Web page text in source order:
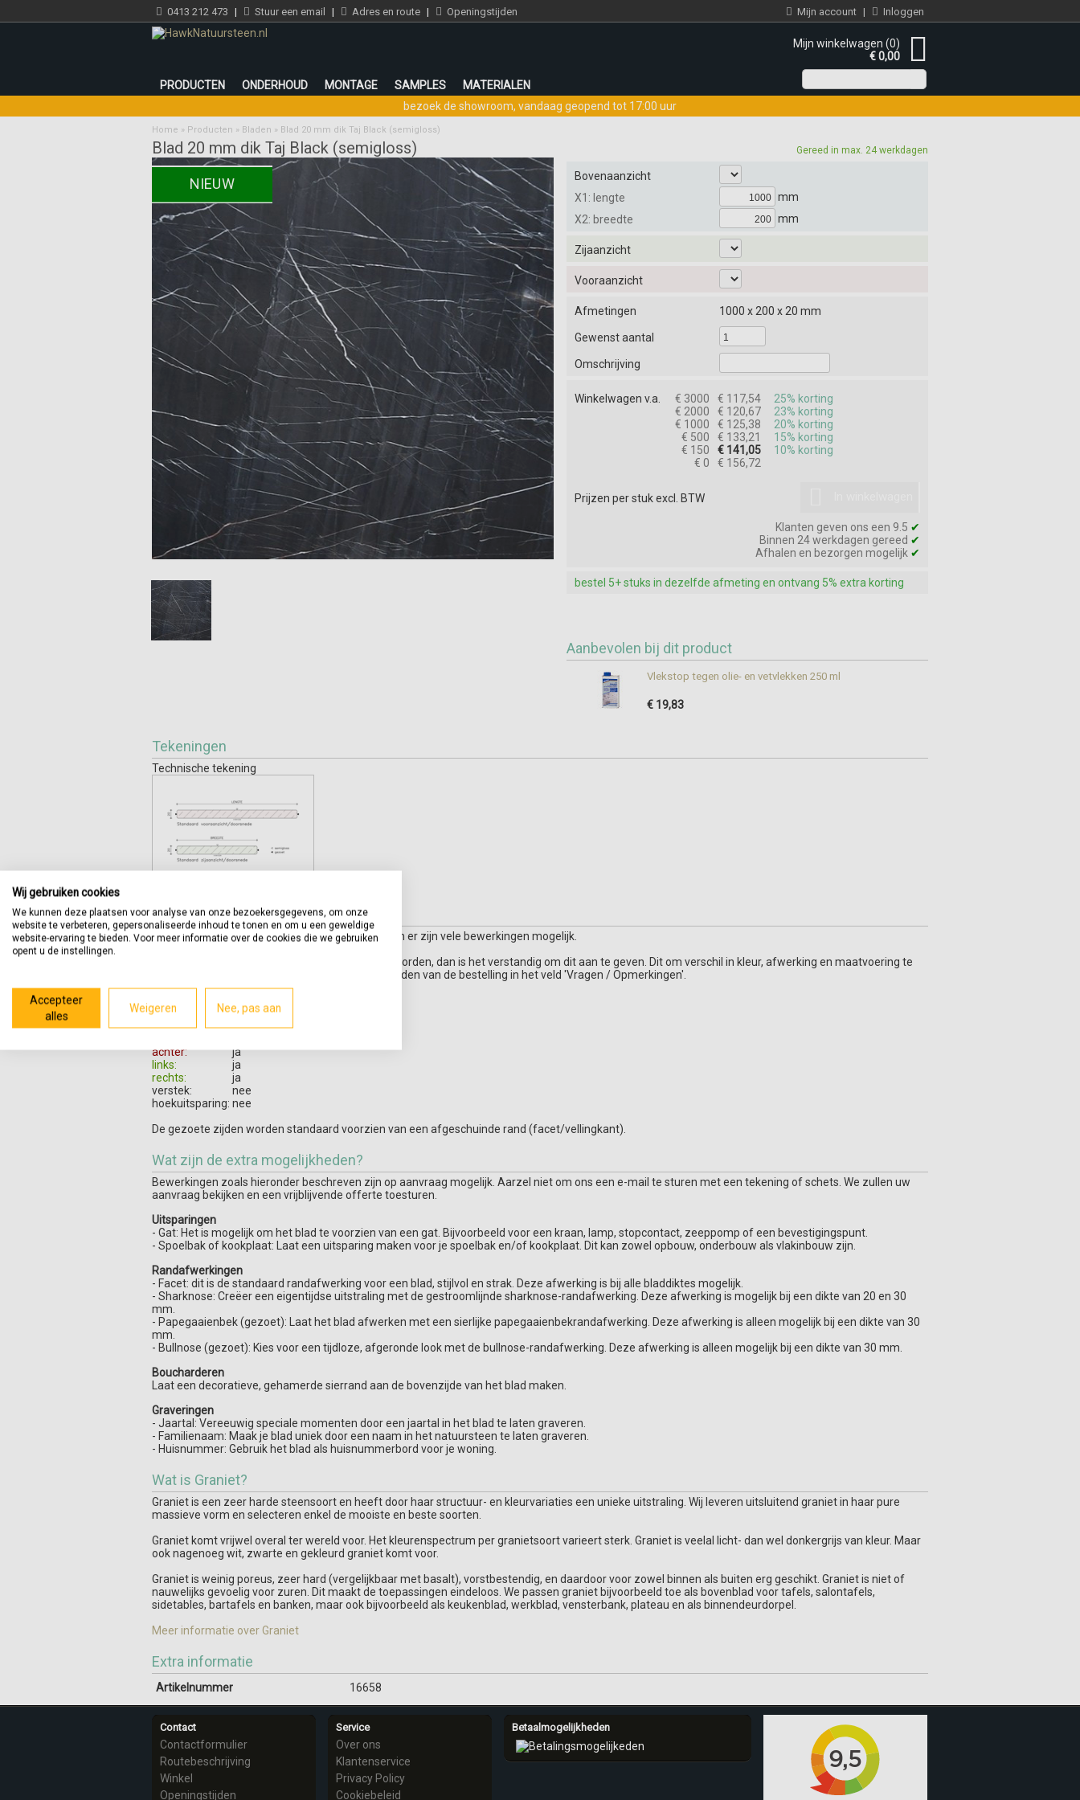
0413 212 473 | Stuur een email | Adres en route | Openingstijden Mijn account | Inloggen
Mijn winkelwagen (0)
€ 0,00
PRODUCTEN ONDERHOUD MONTAGE SAMPLES
MATERIALEN
bezoek de showroom, vandaag geopend tot 17:00 uur
Home » Producten » Bladen » Blad 20 mm dik Taj Black (semigloss)
Gereed in max. 24 werkdagen
Bovenaanzicht
X1: lengte
mm
X2: breedte
mm
Zijaanzicht
Vooraanzicht
Afmetingen 1000 x 200 x 20 mm
Gewenst aantal
Omschrijving
Winkelwagen v.a. € 3000 € 117,54
25% korting
€ 2000
€ 120,67
23% korting
€ 1000
€ 125,38
20% korting
€ 500
€ 133,21
15% korting
€ 150
€ 141,05
10% korting
€ 0
€ 156,72
Prijzen per stuk excl. BTW
Klanten geven ons een 9.5 ✔
Binnen 24 werkdagen gereed ✔
Afhalen en bezorgen mogelijk ✔
bestel 5+ stuks in dezelfde afmeting en ontvang 5% extra korting
Aanbevolen bij dit product
Vlekstop tegen olie- en vetvlekken 250 ml
€ 19,83
Blad 20 mm dik Taj Black (semigloss)
NIEUW
Tekeningen
Technische tekening
Productomschrijving
Bladen zijn bruikbaar voor allerlei toepassingen en er zijn vele bewerkingen mogelijk.
Indien artikelen naast of tegen elkaar geplaatst worden, dan is het verstandig om dit aan te geven. Dit om verschil in kleur, afwerking en maatvoering te
voorkomen. U kunt dit aangeven tijdens het afronden van de bestelling in het veld 'Vragen / Opmerkingen'.
Gezoete zijden:
boven:
ja, semigloss
onder:
nee
achter:
ja
links:
ja
rechts:
ja
verstek:
nee
hoekuitsparing: nee
De gezoete zijden worden standaard voorzien van een afgeschuinde rand (facet/vellingkant).
Wat zijn de extra mogelijkheden?
Bewerkingen zoals hieronder beschreven zijn op aanvraag mogelijk. Aarzel niet om ons een e-mail te sturen met een tekening of schets. We zullen uw
aanvraag bekijken en een vrijblijvende offerte toesturen.
Uitsparingen
- Gat: Het is mogelijk om het blad te voorzien van een gat. Bijvoorbeeld voor een kraan, lamp, stopcontact, zeeppomp of een bevestigingspunt.
- Spoelbak of kookplaat: Laat een uitsparing maken voor je spoelbak en/of kookplaat. Dit kan zowel opbouw, onderbouw als vlakinbouw zijn.
Randafwerkingen
- Facet: dit is de standaard randafwerking voor een blad, stijlvol en strak. Deze afwerking is bij alle bladdiktes mogelijk.
- Sharknose: Creëer een eigentijdse uitstraling met de gestroomlijnde sharknose-randafwerking. Deze afwerking is mogelijk bij een dikte van 20 en 30
mm.
- Papegaaienbek (gezoet): Laat het blad afwerken met een sierlijke papegaaienbekrandafwerking. Deze afwerking is alleen mogelijk bij een dikte van 30
mm.
- Bullnose (gezoet): Kies voor een tijdloze, afgeronde look met de bullnose-randafwerking. Deze afwerking is alleen mogelijk bij een dikte van 30 mm.
Boucharderen
Laat een decoratieve, gehamerde sierrand aan de bovenzijde van het blad maken.
Graveringen
- Jaartal: Vereeuwig speciale momenten door een jaartal in het blad te laten graveren.
- Familienaam: Maak je blad uniek door een naam in het natuursteen te laten graveren.
- Huisnummer: Gebruik het blad als huisnummerbord voor je woning.
Wat is Graniet?
Graniet is een zeer harde steensoort en heeft door haar structuur- en kleurvariaties een unieke uitstraling. Wij leveren uitsluitend graniet in haar pure
massieve vorm en selecteren enkel de mooiste en beste soorten.
Graniet komt vrijwel overal ter wereld voor. Het kleurenspectrum per granietsoort varieert sterk. Graniet is veelal licht- dan wel donkergrijs van kleur. Maar
ook nagenoeg wit, zwarte en gekleurd graniet komt voor.
Graniet is weinig poreus, zeer hard (vergelijkbaar met basalt), vorstbestendig, en daardoor voor zowel binnen als buiten erg geschikt. Graniet is niet of
nauwelijks gevoelig voor zuren. Dit maakt de toepassingen eindeloos. We passen graniet bijvoorbeeld toe als bovenblad voor tafels, salontafels,
sidetables, bartafels en banken, maar ook bijvoorbeeld als keukenblad, werkblad, vensterbank, plateau en als binnendeurdorpel.
Meer informatie over Graniet
Extra informatie
Artikelnummer 16658
Contact
Contactformulier
Routebeschrijving
Winkel
Openingstijden
Service
Over ons
Klantenservice
Privacy Policy
Cookiebeleid
Betaalmogelijkheden
Wij gebruiken cookies
We kunnen deze plaatsen voor analyse van onze bezoekersgegevens, om onze
website te verbeteren, gepersonaliseerde inhoud te tonen en om u een geweldige
website-ervaring te bieden. Voor meer informatie over de cookies die we gebruiken
opent u de instellingen.
Accepteer
alles
Weigeren Nee, pas aan